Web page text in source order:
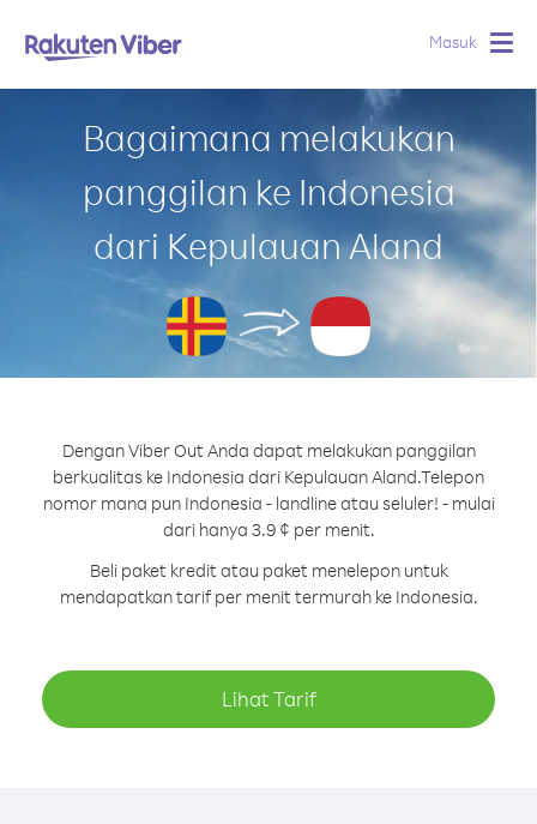
Masuk
Bagaimana melakukan
panggilan ke Indonesia
dari Kepulauan Aland
Dengan Viber Out Anda dapat melakukan panggilan
berkualitas ke Indonesia dari Kepulauan Aland.Telepon
nomor mana pun Indonesia - landline atau seluler! - mulai
dari hanya 3.9 ¢ per menit.
Beli paket kredit atau paket menelepon untuk
mendapatkan tarif per menit termurah ke Indonesia.
Lihat Tarif